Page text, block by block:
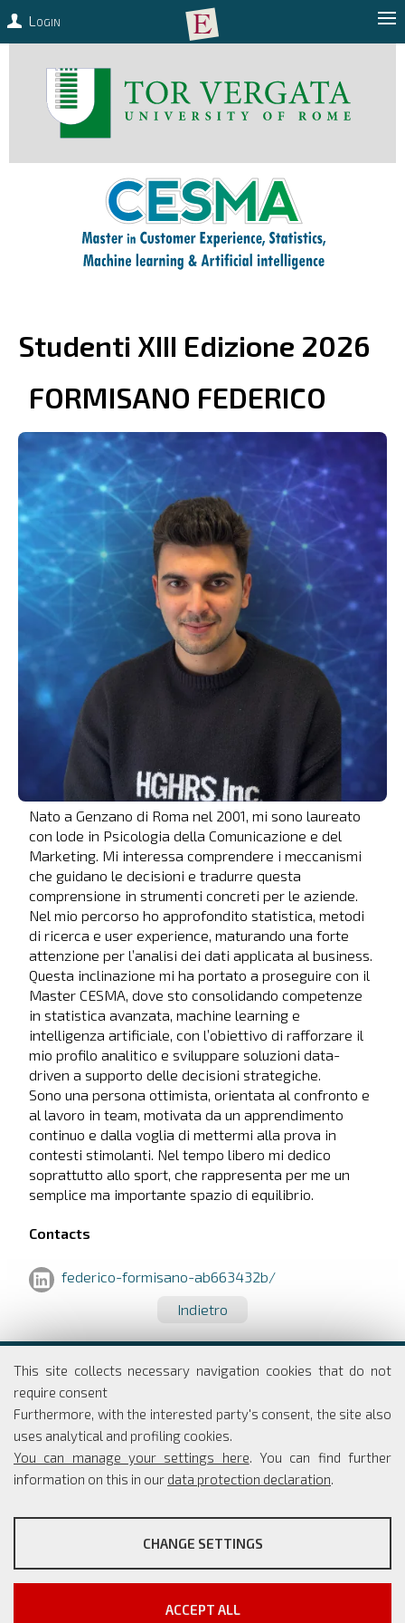
This site collects necessary navigation cookies that do not
require consent
Furthermore, with the interested party's consent, the site also
uses analytical and profiling cookies.
You can manage your settings here. You can find further
information on this in our data protection declaration.
PROFILING COOKIES
CHANGE SETTINGS
ACCEPT ALL
Login
Studenti XIII Edizione 2026
FORMISANO FEDERICO
Nato a Genzano di Roma nel 2001, mi sono laureato
con lode in Psicologia della Comunicazione e del
Marketing. Mi interessa comprendere i meccanismi
che guidano le decisioni e tradurre questa
comprensione in strumenti concreti per le aziende.
Nel mio percorso ho approfondito statistica, metodi
di ricerca e user experience, maturando una forte
attenzione per l’analisi dei dati applicata al business.
Questa inclinazione mi ha portato a proseguire con il
Master CESMA, dove sto consolidando competenze
in statistica avanzata, machine learning e
intelligenza artificiale, con l’obiettivo di rafforzare il
mio profilo analitico e sviluppare soluzioni data-
driven a supporto delle decisioni strategiche.
Sono una persona ottimista, orientata al confronto e
al lavoro in team, motivata da un apprendimento
continuo e dalla voglia di mettermi alla prova in
contesti stimolanti. Nel tempo libero mi dedico
soprattutto allo sport, che rappresenta per me un
semplice ma importante spazio di equilibrio.
Contacts
federico-formisano-ab663432b/
Indietro
Università degli studi di Roma
Via Columbia, 2
00133 Roma
Segreteria: Simona Rippo
Phone: +39 06 7259 5765/66
info@master-cesma.uniroma2.it
segreteria@master-cesma.uniroma2.it